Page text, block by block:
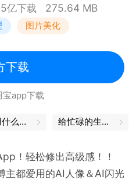
亿下载 275.64 MB
图片美化
下载
宝app下载
渲染用什么软件 给忙碌的生活，一个中场休息
！轻松修出高级感！！
主都爱用的AI人像＆AI闪光